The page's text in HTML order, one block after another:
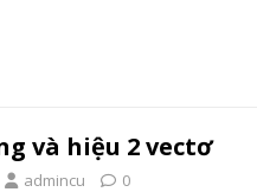
và hiệu 2 vectơ
admincu 0